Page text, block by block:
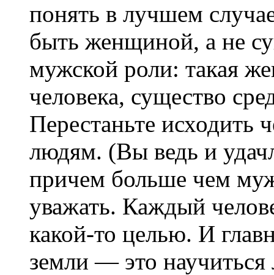
понять в лучшем
быть женщиной, а не
мужской роли: такая
человека, существо
Перестаньте исходить
людям. (Вы ведь и
причем больше чем
уважать. Каждый
какой-то целью. И
земли — это научиться